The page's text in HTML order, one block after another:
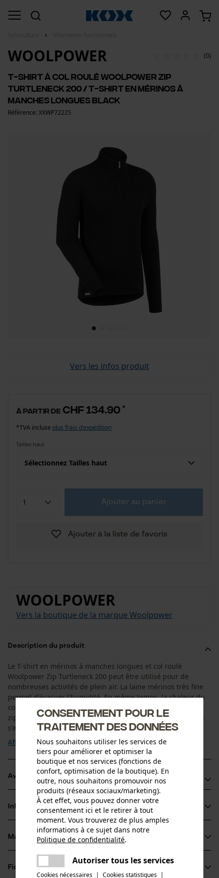
WOOLPOWER (0)
T-shirt à col roulé Woolpower Zip
Turtleneck 200 / T-shirt en mérinos à
manches longues black
Référence: XXWP7222S
Vers les infos produit
à partir de CHF 134.90 *
*TVA incluse plus frais d'expédition
Tailles haut
Sélectionnez Tailles haut
Ajouter au panier
Ajouter à la liste de favoris
WOOLPOWER
Vers la boutique de la marque Woolpower
Description du produit
Le T-shirt en mérinos à manches longues et col roulé
Woolpower Zip Turtleneck 200 peut être utilisé pour de
nombreuses activités de plein air. La laine mérinos très fine
permet d'évacuer l'humidité. En même temps, la chaleur du
corps est isolée, ce qui évite d'avoir froid. La fermeture
zippée courte permet de faire circuler plus d'air si le besoin
s'en fait sentir. Par ailleurs, ...
Afficher plus
Avantages du produit
Effet anti-odeurs
Les sous-vêtements techniques en mérinos régulent la
température
Agréablement doux, ne gratte pas sur la peau
Informations sur le produit
Détails du produit
Type de manche
manches longues
Matériau & entretien
Matériau
Fiches techniques
Consentement pour le
traitement des données
Nous souhaitons utiliser les services de
tiers pour améliorer et optimiser la
boutique et nos services (fonctions de
confort, optimisation de la boutique). En
outre, nous souhaitons promouvoir nos
produits (réseaux sociaux/marketing).
À cet effet, vous pouvez donner votre
consentement ici et le retirer à tout
moment. Vous trouverez de plus amples
informations à ce sujet dans notre
Politique de confidentialité.
Autoriser tous les services
Cookies nécessaires | Cookies statistiques |
Une erreur s'est produite. Veuillez
essayer encore.
partager
partager